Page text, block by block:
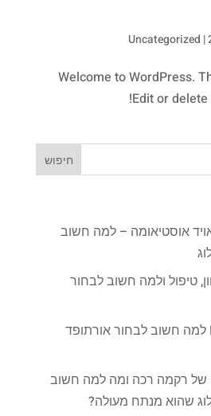
|
Uncategorized
Welcome to WordPress.
Edit or
אוסטיאומה – למה חשוב
טיפול ולמה חשוב לבחור
איך מטפלים ב PVNS למה חשוב לבחור אורתופד
של רקמה רכה ומה למה חשוב
שהוא מנתח מעולה?